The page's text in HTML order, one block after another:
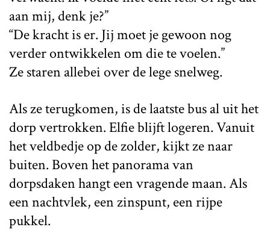
aan mij, denk je?”
“De kracht is er. Jij moet je gewoon nog
verder ontwikkelen om die te voelen.”
Ze staren allebei over de lege snelweg.
Als ze terugkomen, is de laatste bus al uit het
dorp vertrokken. Elfie blijft logeren. Vanuit
het veldbedje op de zolder, kijkt ze naar
buiten. Boven het panorama van
dorpsdaken hangt een vragende maan. Als
een nachtvlek, een zinspunt, een rijpe
pukkel.